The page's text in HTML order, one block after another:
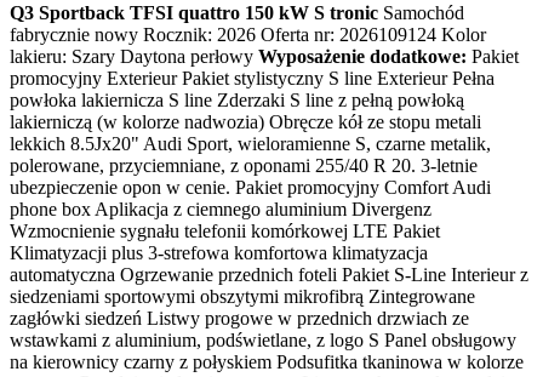
Q3 Sportback TFSI quattro 150 kW S tronic Samochód
fabrycznie nowy Rocznik: 2026 Oferta nr: 2026109124 Kolor
lakieru: Szary Daytona perłowy Wyposażenie dodatkowe: Pakiet
promocyjny Exterieur Pakiet stylistyczny S line Exterieur Pełna
powłoka lakiernicza S line Zderzaki S line z pełną powłoką
lakierniczą (w kolorze nadwozia) Obręcze kół ze stopu metali
lekkich 8.5Jx20" Audi Sport, wieloramienne S, czarne metalik,
polerowane, przyciemniane, z oponami 255/40 R 20. 3-letnie
ubezpieczenie opon w cenie. Pakiet promocyjny Comfort Audi
phone box Aplikacja z ciemnego aluminium Divergenz
Wzmocnienie sygnału telefonii komórkowej LTE Pakiet
Klimatyzacji plus 3-strefowa komfortowa klimatyzacja
automatyczna Ogrzewanie przednich foteli Pakiet S-Line Interieur z
siedzeniami sportowymi obszytymi mikrofibrą Zintegrowane
zagłówki siedzeń Listwy progowe w przednich drzwiach ze
wstawkami z aluminium, podświetlane, z logo S Panel obsługowy
na kierownicy czarny z połyskiem Podsufitka tkaninowa w kolorze